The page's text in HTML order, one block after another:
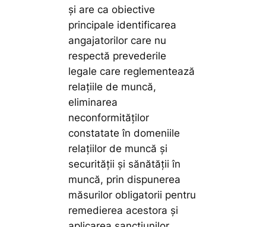
și are ca obiective
principale identificarea
angajatorilor care nu
respectă prevederile
legale care reglementează
relațiile de muncă,
eliminarea
neconformităților
constatate în domeniile
relațiilor de muncă și
securității și sănătății în
muncă, prin dispunerea
măsurilor obligatorii pentru
remedierea acestora și